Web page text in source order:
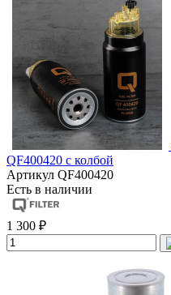
QF400420 с колбой
Артикул QF400420
Есть в наличии
1 300 ₽